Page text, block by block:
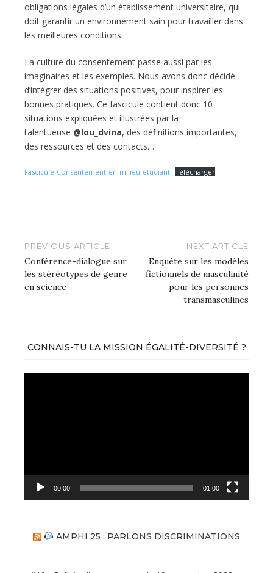
obligations légales d’un établissement universitaire, qui
doit garantir un environnement sain pour travailler dans
les meilleures conditions.
La culture du consentement passe aussi par les
imaginaires et les exemples. Nous avons donc décidé
d’intégrer des situations positives, pour inspirer les
bonnes pratiques. Ce fascicule contient donc 10
situations expliquées et illustrées par la
talentueuse @lou_dvina, des définitions importantes,
des ressources et des contacts…
Fascicule-Consentement-en-milieu-etudiant Télécharger
Navigation
de
l’article
PREVIOUS ARTICLE
Conférence-dialogue sur
les stéréotypes de genre
en science
NEXT ARTICLE
Enquête sur les modèles
fictionnels de masculinité
pour les personnes
transmasculines
CONNAIS-TU LA MISSION ÉGALITÉ-DIVERSITÉ ?
00:00 01:00
AMPHI 25 : PARLONS DISCRIMINATIONS